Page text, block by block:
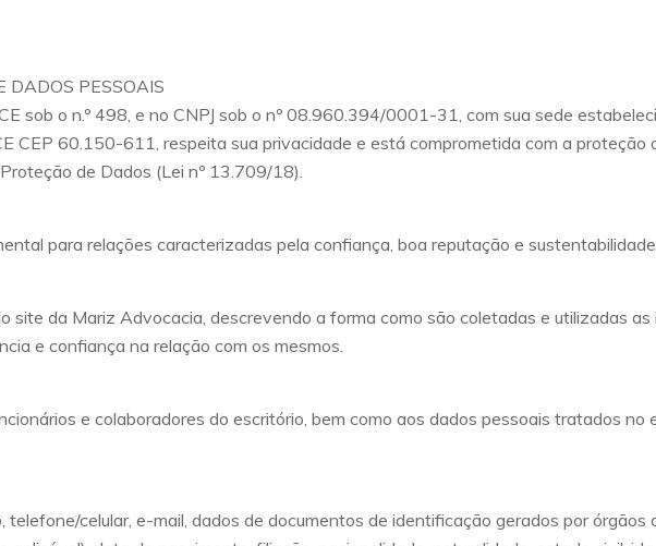
DADOS PESSOAIS
sob o n.º 498, e no CNPJ sob o nº 08.960.394/0001-31, com sua sede
CEP 60.150-611, respeita sua privacidade e está comprometida com a proteção
de Dados (Lei nº 13.709/18).
para relações caracterizadas pela confiança, boa reputação e
site da Mariz Advocacia, descrevendo a forma como são coletadas e utilizadas as
e confiança na relação com os mesmos.
e colaboradores do escritório, bem como aos dados pessoais tratados no
celular, e-mail, dados de documentos de identificação gerados por órgãos